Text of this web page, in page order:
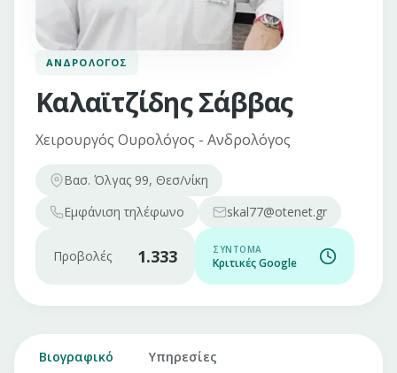
ΑΝΔΡΟΛΌΓΟΣ
Καλαϊτζίδης Σάββας
Χειρουργός Ουρολόγος - Ανδρολόγος
Βασ. Όλγας 99, Θεσ/νίκη
Εμφάνιση τηλέφωνο skal77@otenet.gr
Προβολές 1.333 ΣΎΝΤΟΜΑ
Κριτικές Google
Βιογραφικό Υπηρεσίες